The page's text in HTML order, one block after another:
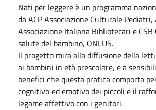
Nati per leggere è un programma
da ACP Associazione Culturale Pediatri,
Associazione Italiana Bibliotecari e
salute del bambino, ONLUS.
Il progetto mira alla diffusione della
ai bambini in età prescolare, e a
benefici che questa pratica comporta
cognitivo ed emotivo dei piccoli e il
legame affettivo con i genitori.